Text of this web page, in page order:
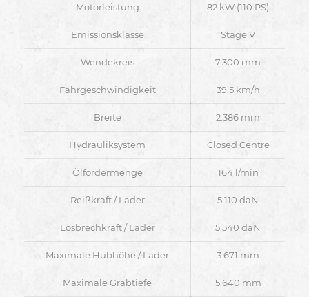
Motorleistung 82 kW (110 PS)
Emissionsklasse Stage V
Wendekreis 7.300 mm
Fahrgeschwindigkeit 39,5 km/h
Breite 2.386 mm
Hydrauliksystem Closed Centre
Ölfördermenge 164 l/min
Reißkraft / Lader 5.110 daN
Losbrechkraft / Lader 5.540 daN
Maximale Hubhöhe / Lader 3.671 mm
Maximale Grabtiefe 5.640 mm